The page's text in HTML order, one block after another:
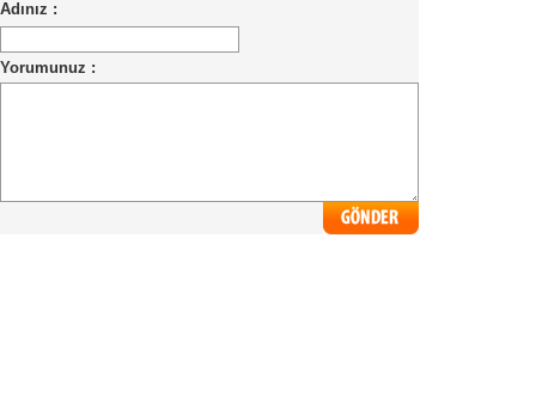
Adınız :
Yorumunuz :